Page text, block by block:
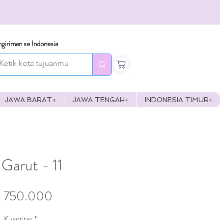
se Indonesia
JAWA BARAT+ JAWA TENGAH+ INDONESIA TIMUR+
- 11
750.000